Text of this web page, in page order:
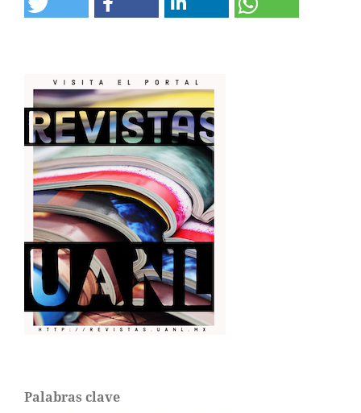
Palabras clave